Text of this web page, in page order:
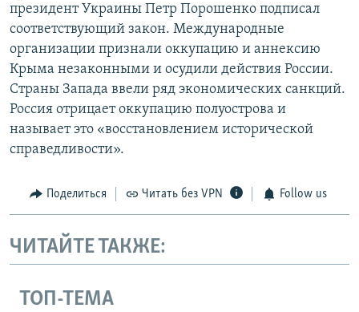
президент Украины Петр Порошенко подписал
соответствующий закон. Международные
организации признали оккупацию и аннексию
Крыма незаконными и осудили действия России.
Страны Запада ввели ряд экономических санкций.
Россия отрицает оккупацию полуострова и
называет это «восстановлением исторической
справедливости».
Поделиться Читать без VPN Follow us
ЧИТАЙТЕ ТАКЖЕ:
ТОП-ТЕМА